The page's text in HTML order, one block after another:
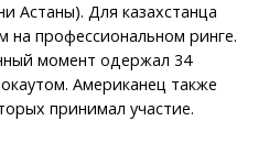
Астаны). Для казахстанца
на профессиональном ринге.
момент одержал 34
Американец также
принимал участие.